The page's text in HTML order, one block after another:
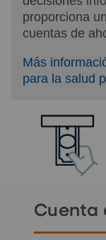
proporciona
cuentas de
Más
para la salud
Cuenta